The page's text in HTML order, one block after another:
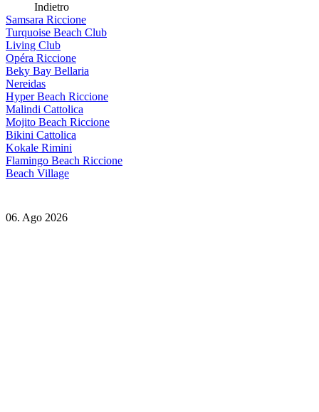
Indietro
Samsara Riccione
Turquoise Beach Club
Living Club
Opéra Riccione
Beky Bay Bellaria
Nereidas
Hyper Beach Riccione
Malindi Cattolica
Mojito Beach Riccione
Bikini Cattolica
Kokale Rimini
Flamingo Beach Riccione
Beach Village
06. Ago 2026